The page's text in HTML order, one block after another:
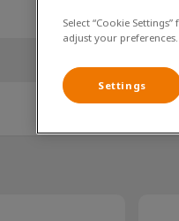
Select “Cookie
adjust your
Settings